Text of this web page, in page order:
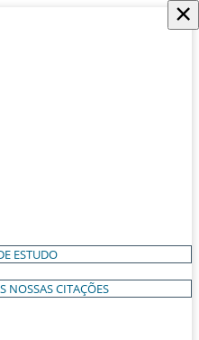
ESTUDO
NOSSAS CITAÇÕES
×